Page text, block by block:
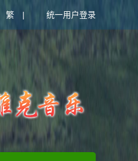
繁 | 统一用户登录